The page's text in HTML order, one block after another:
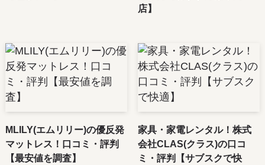
店】
MLILY(エムリリー)の優反発
マットレス！口コミ・評判
【最安値を調査】
家具・家電レンタル！株式
会社CLAS(クラス)の口コ
ミ・評判【サブスクで快